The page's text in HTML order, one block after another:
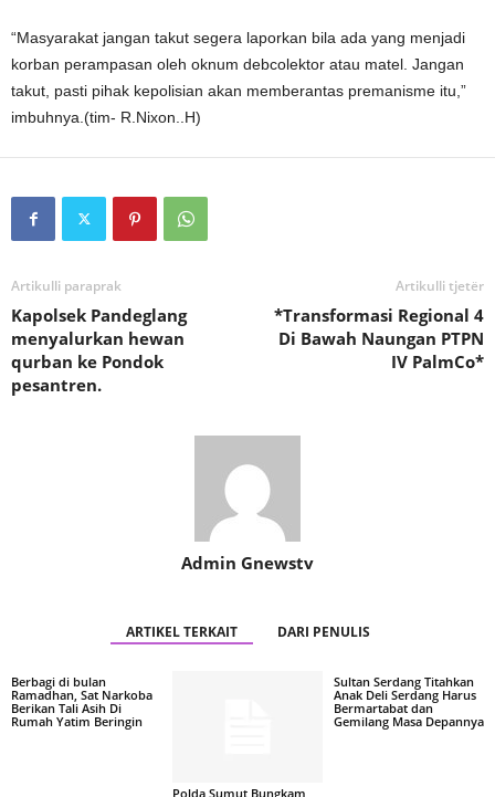
“Masyarakat jangan takut segera laporkan bila ada yang menjadi
korban perampasan oleh oknum debcolektor atau matel. Jangan
takut, pasti pihak kepolisian akan memberantas premanisme itu,”
imbuhnya.(tim- R.Nixon..H)
Artikulli paraprak
Kapolsek Pandeglang
menyalurkan hewan
qurban ke Pondok
pesantren.
Artikulli tjetër
*Transformasi Regional 4
Di Bawah Naungan PTPN
IV PalmCo*
Admin Gnewstv
ARTIKEL TERKAIT DARI PENULIS
Berbagi di bulan
Ramadhan, Sat Narkoba
Berikan Tali Asih Di
Rumah Yatim Beringin
Polda Sumut Bungkam
Sultan Serdang Titahkan
Anak Deli Serdang Harus
Bermartabat dan
Gemilang Masa Depannya